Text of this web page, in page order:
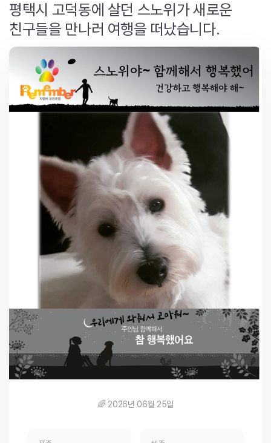
평택시 고덕동에 살던 스노위가 새로운
친구들을 만나러 여행을 떠났습니다.
🌈 2026년 06월 25일